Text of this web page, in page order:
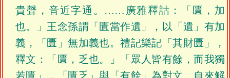
貴聲，音近字通。……廣雅釋詁：「匱，加
也。」王念孫謂「匱當作遺」，以「遺」有加
義，「匱」無加義也。禮記樂記「其財匱」，
釋文：「匱，乏也。」「眾人皆有餘，而我獨
若匱」，「匱乏」與「有餘」為對文。自來解